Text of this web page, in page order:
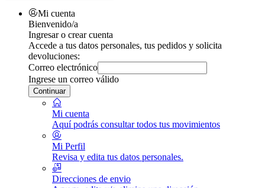
Mi cuenta
Bienvenido/a
Ingresar o crear cuenta
Accede a tus datos personales, tus pedidos y solicita
devoluciones:
Correo electrónico
Ingrese un correo válido
Continuar
Mi cuenta
Aquí podrás consultar todos tus movimientos
Mi Perfil
Revisa y edita tus datos personales.
Direcciones de envio